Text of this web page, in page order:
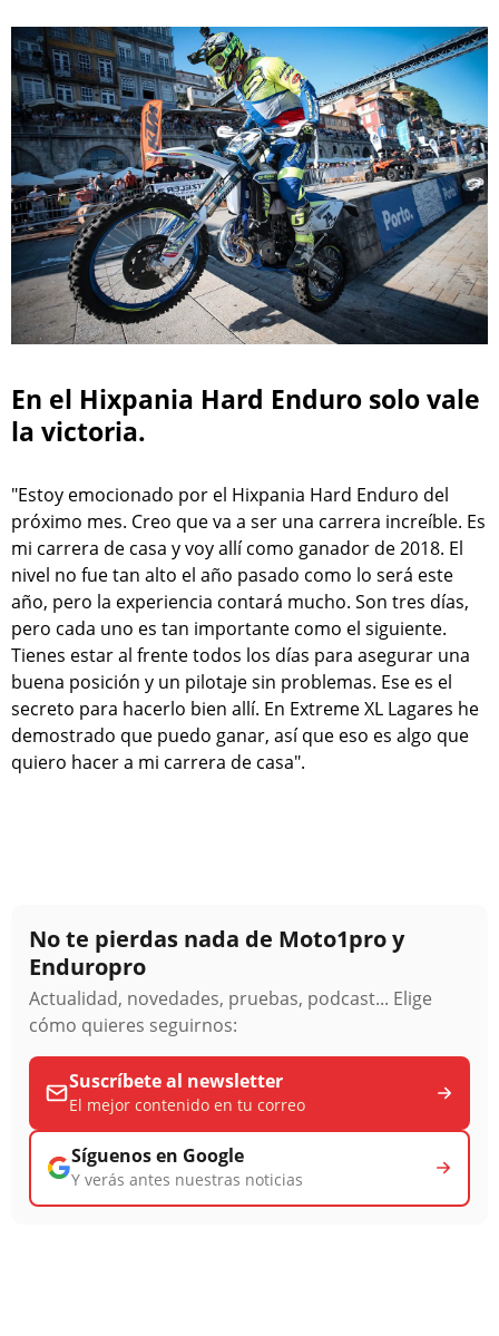
En el Hixpania Hard Enduro solo vale
la victoria.
"Estoy emocionado por el Hixpania Hard Enduro del
próximo mes. Creo que va a ser una carrera increíble. Es
mi carrera de casa y voy allí como ganador de 2018. El
nivel no fue tan alto el año pasado como lo será este
año, pero la experiencia contará mucho. Son tres días,
pero cada uno es tan importante como el siguiente.
Tienes estar al frente todos los días para asegurar una
buena posición y un pilotaje sin problemas. Ese es el
secreto para hacerlo bien allí. En Extreme XL Lagares he
demostrado que puedo ganar, así que eso es algo que
quiero hacer a mi carrera de casa".
No te pierdas nada de Moto1pro y
Enduropro
Actualidad, novedades, pruebas, podcast... Elige
cómo quieres seguirnos:
Suscríbete al newsletter
El mejor contenido en tu correo
Síguenos en Google
Y verás antes nuestras noticias